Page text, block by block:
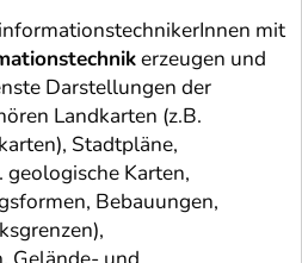
mit
erzeugen und
Darstellungen der
Landkarten (z.B.
Stadtpläne,
geologische Karten,
Bebauungen,